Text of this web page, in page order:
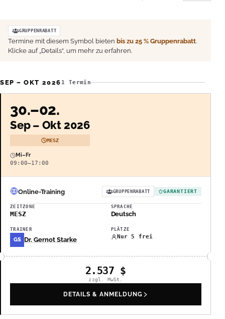
GRUPPENRABATT
Termine mit diesem Symbol bieten bis zu 25 % Gruppenrabatt.
Klicke auf „Details“, um mehr zu erfahren.
SEP – OKT 2026 1 Termin
30.–02.
Sep – Okt 2026
MESZ
Mi–Fr
09:00–17:00
Online-Training GRUPPENRABATT GARANTIERT
ZEITZONE
MESZ
SPRACHE
Deutsch
TRAINER
GS Dr. Gernot Starke
PLÄTZE
Nur 5 frei
2.537 $
zzgl. MwSt.
DETAILS & ANMELDUNG